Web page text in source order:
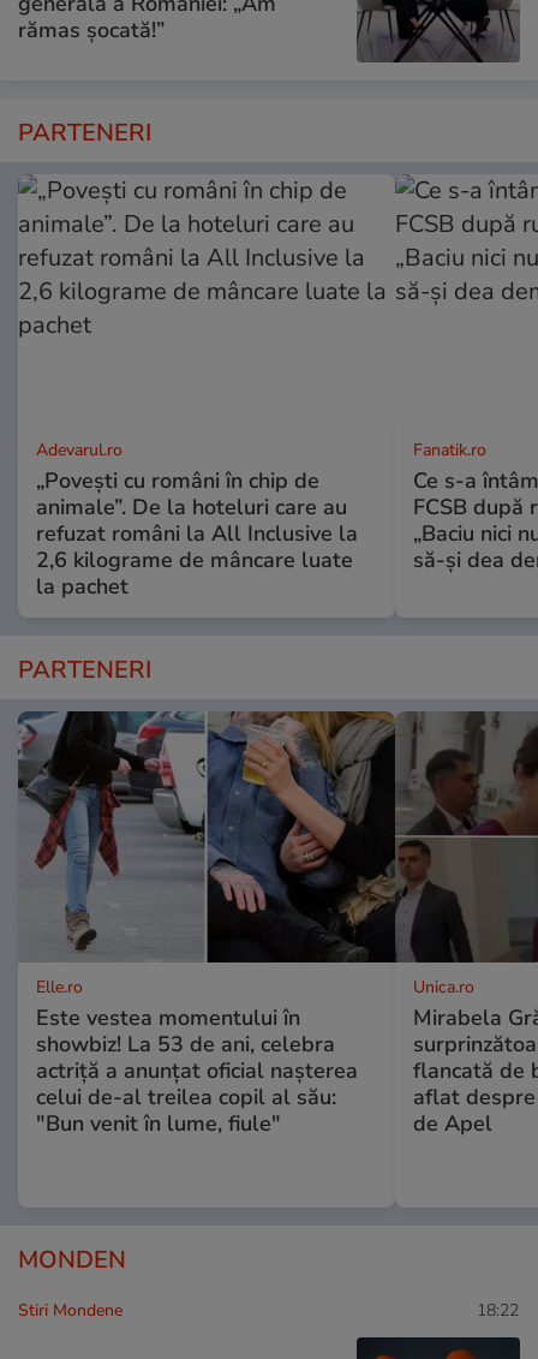
rămas șocată!”
PARTENERI
Adevarul.ro
„Povești cu români în chip de
animale”. De la hoteluri care au
refuzat români la All Inclusive la
2,6 kilograme de mâncare luate
la pachet
Fanatik.ro
Ce s-a
FCSB după
„Baciu nici
să-și dea
PARTENERI
Elle.ro
Este vestea momentului în
showbiz! La 53 de ani, celebra
actriță a anunțat oficial nașterea
celui de-al treilea copil al său:
"Bun venit în lume, fiule"
Unica.ro
Mirabela
flancată de
aflat
de Apel
MONDEN
Stiri Mondene 18:22